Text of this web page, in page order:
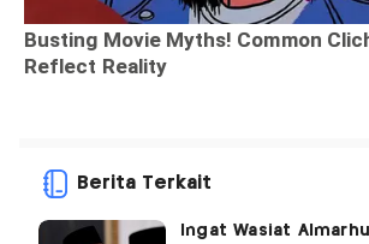
Berita Terkait
Ingat Wasiat